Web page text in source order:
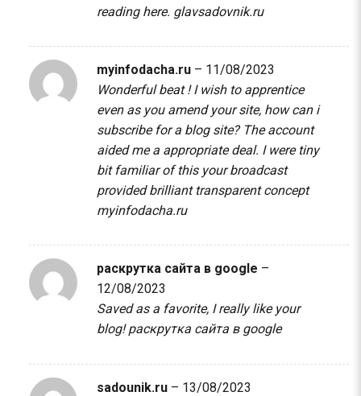
reading here. glavsadovnik.ru
myinfodacha.ru – 11/08/2023
Wonderful beat ! I wish to apprentice
even as you amend your site, how can i
subscribe for a blog site? The account
aided me a appropriate deal. I were tiny
bit familiar of this your broadcast
provided brilliant transparent concept
myinfodacha.ru
раскрутка сайта в google –
12/08/2023
Saved as a favorite, I really like your
blog!раскрутка сайта в google
sadounik.ru – 13/08/2023